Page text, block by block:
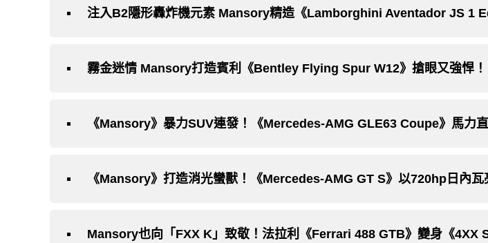
霧金迷情 Mansory打造賓利《Bentley Flying Spur W12》搶眼又強悍！
《Mansory》暴力SUV連發！《Mercedes-AMG GLE63 Coupe》馬力
《Mansory》打造消光蠻獸！《Mercedes-AMG GT S》以720hp日內瓦